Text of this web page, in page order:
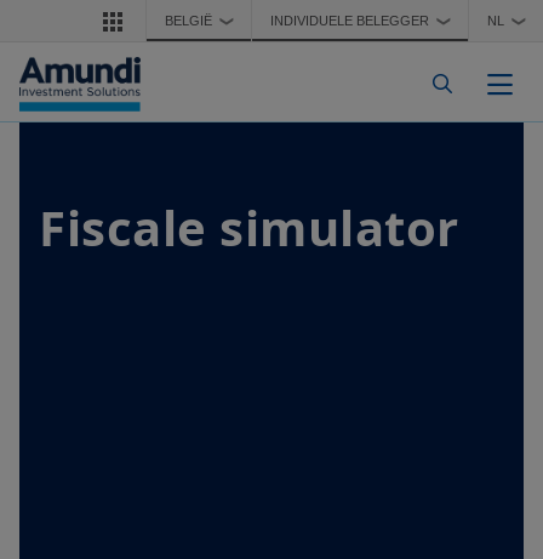
Overslaan en naar de inhoud gaan
BELGIË ❯ INDIVIDUELE BELEGGER ❯ NL ❯
Fiscale simulator